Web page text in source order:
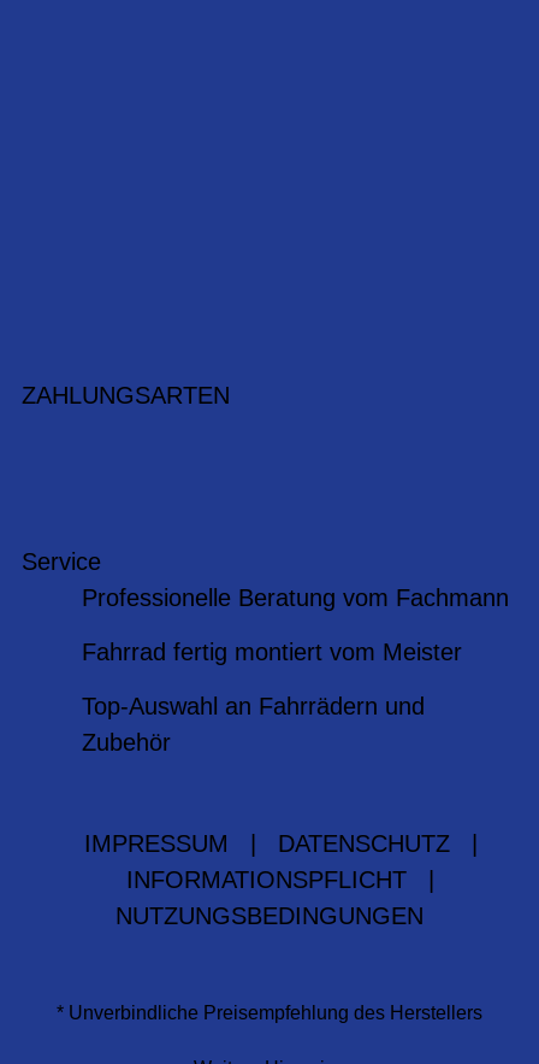
ZAHLUNGSARTEN
Service
Professionelle Beratung vom Fachmann
Fahrrad fertig montiert vom Meister
Top-Auswahl an Fahrrädern und
Zubehör
IMPRESSUM DATENSCHUTZ
INFORMATIONSPFLICHT
NUTZUNGSBEDINGUNGEN
* Unverbindliche Preisempfehlung des Herstellers